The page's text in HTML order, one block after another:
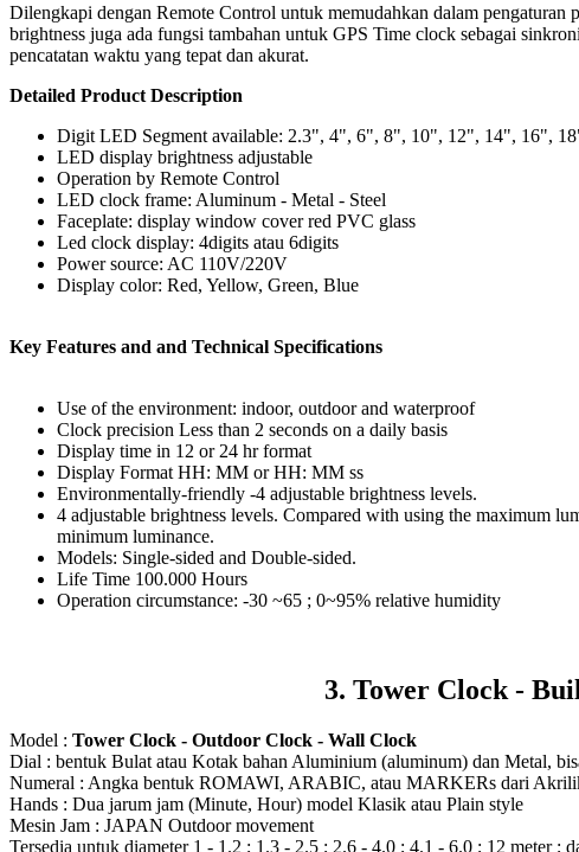
Dilengkapi dengan Remote Control untuk memudahkan dalam pengaturan
brightness juga ada fungsi tambahan untuk GPS Time clock sebagai
pencatatan waktu yang tepat dan akurat.
Detailed Product Description
Digit LED Segment available: 2.3", 4", 6", 8", 10", 12", 14", 16",
LED display brightness adjustable
Operation by Remote Control
LED clock frame: Aluminum - Metal - Steel
Faceplate: display window cover red PVC glass
Led clock display: 4digits atau 6digits
Power source: AC 110V/220V
Display color: Red, Yellow, Green, Blue
Key Features and and Technical Specifications
Use of the environment: indoor, outdoor and waterproof
Clock precision Less than 2 seconds on a daily basis
Display time in 12 or 24 hr format
Display Format HH: MM or HH: MM ss
Environmentally-friendly -4 adjustable brightness levels.
4 adjustable brightness levels. Compared with using the maximum
minimum luminance.
Models: Single-sided and Double-sided.
Life Time 100.000 Hours
Operation circumstance: -30 ~65 ; 0~95% relative humidity
3. Tower Clock -
Model : Tower Clock - Outdoor Clock - Wall Clock
Dial : bentuk Bulat atau Kotak bahan Aluminium (aluminum) dan Metal,
Numeral : Angka bentuk ROMAWI, ARABIC, atau MARKERs dari
Hands : Dua jarum jam (Minute, Hour) model Klasik atau Plain style
Mesin Jam : JAPAN Outdoor movement
Tersedia untuk diameter 1 - 1.2 ; 1.3 - 2.5 ; 2.6 - 4.0 ; 4.1 - 6.0 ; 12 meter ;